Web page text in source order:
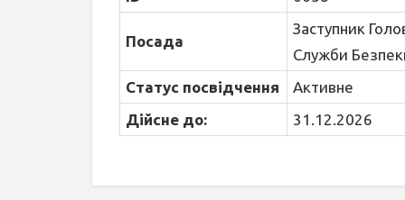
Посада
Заступник
Служби
Статус посвідчення
Активне
Дійсне до:
31.12.2026